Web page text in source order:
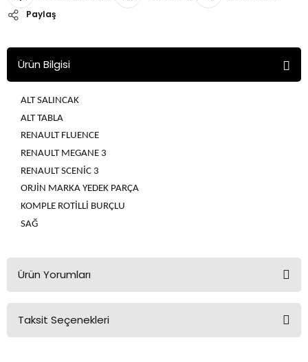
Paylaş
Ürün Bilgisi
ALT SALINCAK
ALT TABLA
RENAULT FLUENCE
RENAULT MEGANE 3
RENAULT SCENİC 3
ORJİN MARKA YEDEK PARÇA
KOMPLE ROTİLLİ BURÇLU
SAĞ
Ürün Yorumları
Bu ürüne ilk yorumu siz yapın!
Taksit Seçenekleri